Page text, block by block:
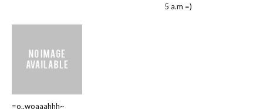
5 a.m =)
=o..woaaahhh~